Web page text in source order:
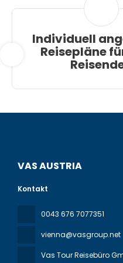
Individuell
Reisepläne
VAS AUSTRIA
Kontakt
0043 676 7077351
vienna@vasgroup.net
Vas Tour Reisebüro